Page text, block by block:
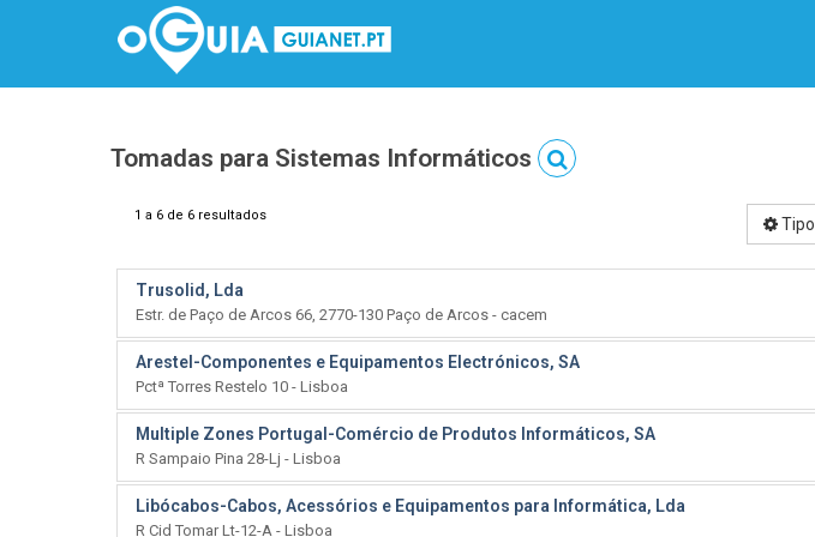
Tomadas para Sistemas Informáticos
1 a 6 de 6 resultados Tipo
Trusolid, Lda
Estr. de Paço de Arcos 66, 2770-130 Paço de Arcos - cacem
Arestel-Componentes e Equipamentos Electrónicos, SA
Pctª Torres Restelo 10 - Lisboa
Multiple Zones Portugal-Comércio de Produtos Informáticos, SA
R Sampaio Pina 28-Lj - Lisboa
Libócabos-Cabos, Acessórios e Equipamentos para Informática, Lda
R Cid Tomar Lt-12-A - Lisboa